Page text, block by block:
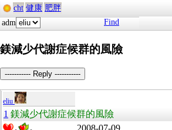
cht 健康 肥胖
adm
Find
鎂減少代謝症候群的風險
----------- Reply -----------
eliu
1 鎂減少代謝症候群的風險